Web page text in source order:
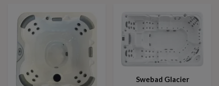
Swebad Glacier